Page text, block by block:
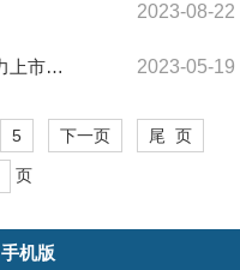
2023-08-22
金融赋能产业发展 | 如何以基金助力上市企业做优做强 湖南湘江新区交出高分答卷 2023-05-19
5 下一页 尾 页
页
手机版